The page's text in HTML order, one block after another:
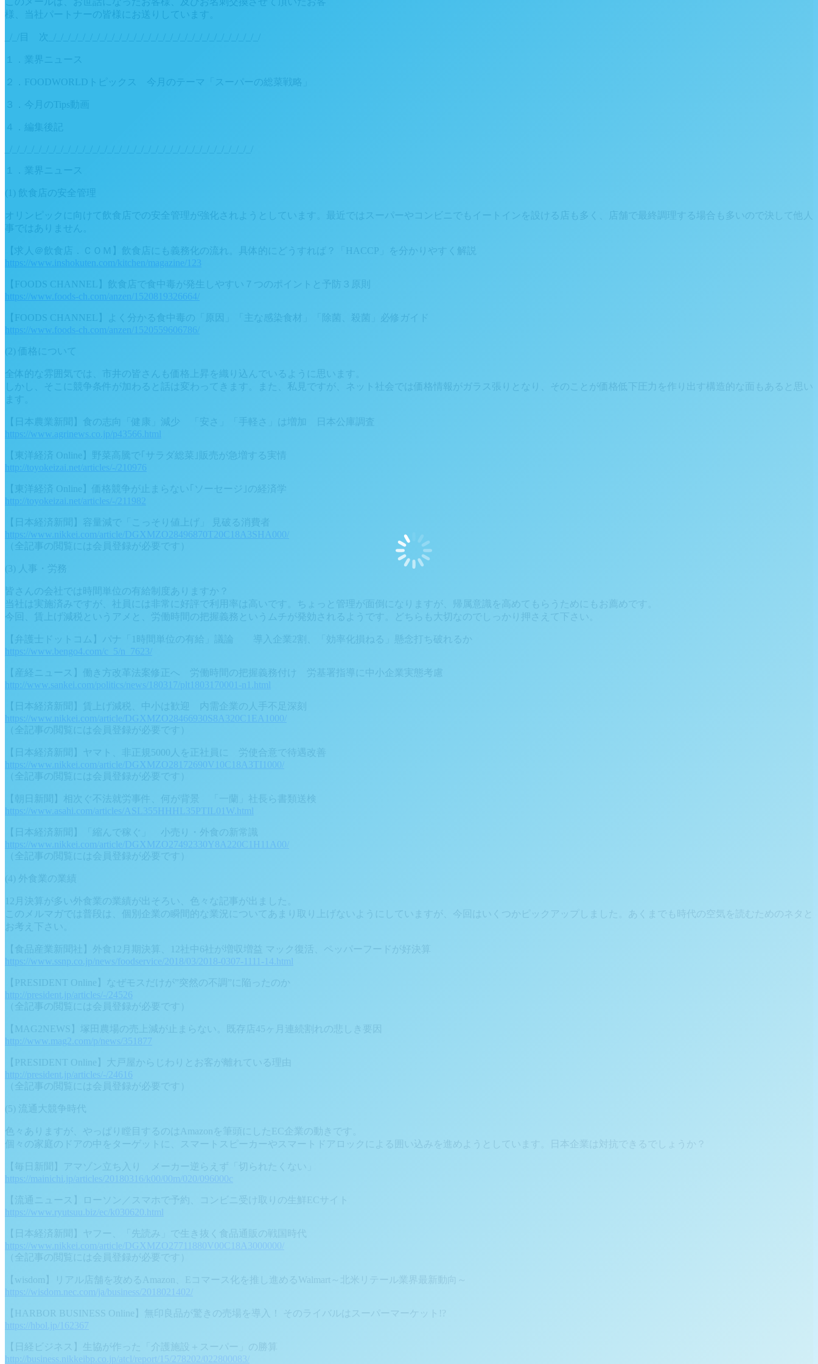
様、当社パートナーの皆様にお送りしています。
_/_/目 次_/_/_/_/_/_/_/_/_/_/_/_/_/_/_/_/_/_/_/_/_/_/_/_/_/_/_/_/_/
１．業界ニュース
２．FOODWORLDトピックス 今月のテーマ「スーパーの総菜戦略」
３．今月のTips動画
４．編集後記
１．業界ニュース
(1) 飲食店の安全管理
オリンピックに向けて飲食店での安全管理が強化されようとしています。最近ではスーパーやコンビニでもイートインを設ける店も多く、店舗で最終調理する場合も多いので決して他人
事ではありません。
【求人＠飲食店．ＣＯＭ】飲食店にも義務化の流れ。具体的にどうすれば？「HACCP」を分かりやすく解説
https://www.inshokuten.com/kitchen/magazine/123
【FOODS CHANNEL】飲食店で食中毒が発生しやすい７つのポイントと予防３原則
https://www.foods-ch.com/anzen/1520819326664/
【FOODS CHANNEL】よく分かる食中毒の「原因」「主な感染食材」「除菌、殺菌」必修ガイド
https://www.foods-ch.com/anzen/1520559606786/
(2) 価格について
全体的な雰囲気では、市井の皆さんも価格上昇を織り込んでいるように思います。
しかし、そこに競争条件が加わると話は変わってきます。また、私見ですが、ネット社会では価格情報がガラス張りとなり、そのことが価格低下圧力を作り出す構造的な面もあると思い
ます。
【日本農業新聞】食の志向「健康」減少 「安さ」「手軽さ」は増加 日本公庫調査
https://www.agrinews.co.jp/p43566.html
【東洋経済 Online】野菜高騰で｢サラダ総菜｣販売が急増する実情
http://toyokeizai.net/articles/-/210976
【東洋経済 Online】価格競争が止まらない｢ソーセージ｣の経済学
http://toyokeizai.net/articles/-/211982
【日本経済新聞】容量減で「こっそり値上げ」 見破る消費者
https://www.nikkei.com/article/DGXMZO28496870T20C18A3SHA000/
（全記事の閲覧には会員登録が必要です）
(3) 人事・労務
皆さんの会社では時間単位の有給制度ありますか？
当社は実施済みですが、社員には非常に好評で利用率は高いです。ちょっと管理が面倒になりますが、帰属意識を高めてもらうためにもお薦めです。
今回、賃上げ減税というアメと、労働時間の把握義務というムチが発効されるようです。どちらも大切なのでしっかり押さえて下さい。
【弁護士ドットコム】パナ「1時間単位の有給」議論 導入企業2割、「効率化損ねる」懸念打ち破れるか
https://www.bengo4.com/c_5/n_7623/
【産経ニュース】働き方改革法案修正へ 労働時間の把握義務付け 労基署指導に中小企業実態考慮
http://www.sankei.com/politics/news/180317/plt1803170001-n1.html
【日本経済新聞】賃上げ減税、中小は歓迎 内需企業の人手不足深刻
https://www.nikkei.com/article/DGXMZO28466930S8A320C1EA1000/
（全記事の閲覧には会員登録が必要です）
【日本経済新聞】ヤマト、非正規5000人を正社員に 労使合意で待遇改善
https://www.nikkei.com/article/DGXMZO28172690V10C18A3TI1000/
（全記事の閲覧には会員登録が必要です）
【朝日新聞】相次ぐ不法就労事件、何が背景 「一蘭」社長ら書類送検
https://www.asahi.com/articles/ASL355HHHL35PTIL01W.html
【日本経済新聞】「縮んで稼ぐ」 小売り・外食の新常識
https://www.nikkei.com/article/DGXMZO27492330Y8A220C1H11A00/
（全記事の閲覧には会員登録が必要です）
(4) 外食業の業績
12月決算が多い外食業の業績が出そろい、色々な記事が出ました。
このメルマガでは普段は、個別企業の瞬間的な業況についてあまり取り上げないようにしていますが、今回はいくつかピックアップしました。あくまでも時代の空気を読むためのネタと
お考え下さい。
【食品産業新聞社】外食12月期決算、12社中6社が増収増益 マック復活、ペッパーフードが好決算
https://www.ssnp.co.jp/news/foodservice/2018/03/2018-0307-1111-14.html
【PRESIDENT Online】なぜモスだけが”突然の不調”に陥ったのか
http://president.jp/articles/-/24526
（全記事の閲覧には会員登録が必要です）
【MAG2NEWS】塚田農場の売上減が止まらない。既存店45ヶ月連続割れの悲しき要因
http://www.mag2.com/p/news/351877
【PRESIDENT Online】大戸屋からじわりとお客が離れている理由
http://president.jp/articles/-/24616
（全記事の閲覧には会員登録が必要です）
(5) 流通大競争時代
色々ありますが、やっぱり瞠目するのはAmazonを筆頭にしたEC企業の動きです。
個々の家庭のドアの中をターゲットに、スマートスピーカーやスマートドアロックによる囲い込みを進めようとしています。日本企業は対抗できるでしょうか？
【毎日新聞】アマゾン立ち入り メーカー逆らえず「切られたくない」
https://mainichi.jp/articles/20180316/k00/00m/020/096000c
【流通ニュース】ローソン／スマホで予約、コンビニ受け取りの生鮮ECサイト
https://www.ryutsuu.biz/ec/k030620.html
【日本経済新聞】ヤフー、「先読み」で生き抜く食品通販の戦国時代
https://www.nikkei.com/article/DGXMZO27711880V00C18A3000000/
（全記事の閲覧には会員登録が必要です）
【wisdom】リアル店舗を攻めるAmazon、Eコマース化を推し進めるWalmart～北米リテール業界最新動向～
https://wisdom.nec.com/ja/business/2018021402/
【HARBOR BUSINESS Online】無印良品が驚きの売場を導入！ そのライバルはスーパーマーケット!?
https://hbol.jp/162367
【日経ビジネス】生協が作った「介護施設＋スーパー」の勝算
http://business.nikkeibp.co.jp/atcl/report/15/278202/022800083/